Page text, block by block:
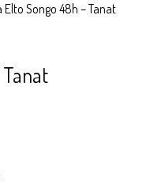
Elto Songo 48h – Tanat